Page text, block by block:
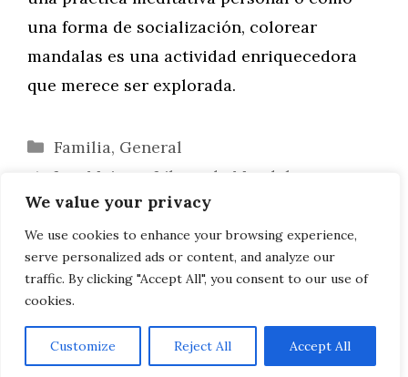
We value your privacy
We use cookies to enhance your browsing experience,
serve personalized ads or content, and analyze our
traffic. By clicking "Accept All", you consent to our use of
cookies.
Customize Reject All Accept All
una forma de socialización, colorear
mandalas es una actividad enriquecedora
que merece ser explorada.
Categorías
Familia, General
Los Mejores Libros de Mandalas para
Colorear: Guía de Selección
Celebrando a Gael: Ideas Encantadoras
para Fiestas de Cumpleaños Temáticas
AVISO LEGAL, POLITICA DE PRIVACIDAD, COOKIES